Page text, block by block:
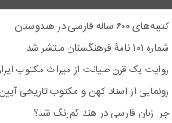
کتیبه‌های ۶۰۰ ساله فارسی در هندوستان
شماره ۱۰۱ نامۀ فرهنگستان منتشر شد
روایت یک قرن صیانت از میراث مکتوب
رونمایی از اسناد کهن و مکتوب تاریخی
چرا زبان فارسی در هند کم‌رنگ شد؟